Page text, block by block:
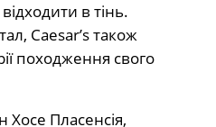
в тінь.
Caesar’s також
походження свого
Хосе Пласенсія,